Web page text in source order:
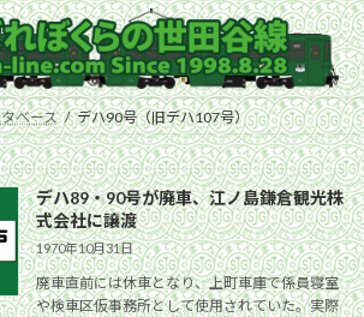
ベース デハ90号（旧デハ107号）
デハ89・90号が廃車、江ノ島鎌倉観光株
式会社に譲渡
1970年10月31日
廃車直前には休車となり、上町車庫で係員寝室
や検車区仮事務所として使用されていた。実際